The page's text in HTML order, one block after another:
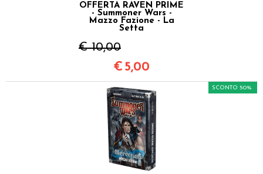
OFFERTA RAVEN PRIME
- Summoner Wars -
Mazzo Fazione - La
Setta
€ 10,00
€ 5,00
SCONTO 50%